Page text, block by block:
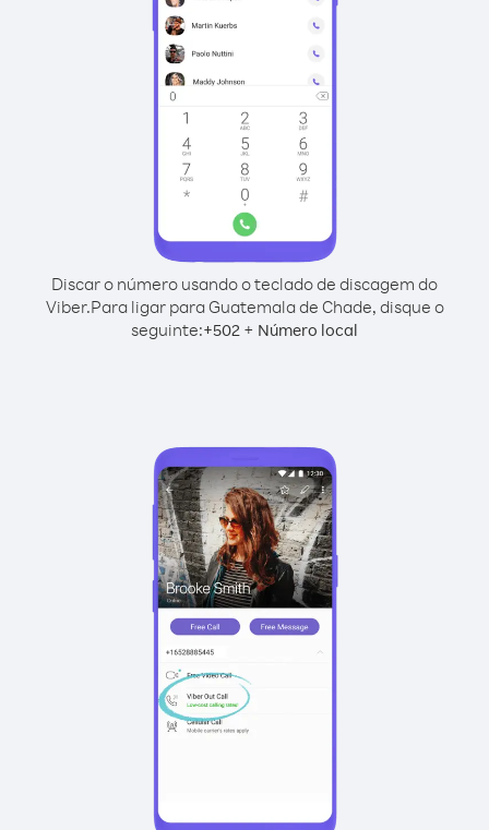
Discar o número usando o teclado de discagem do
Viber.Para ligar para Guatemala de Chade, disque o
seguinte:+502 + Número local